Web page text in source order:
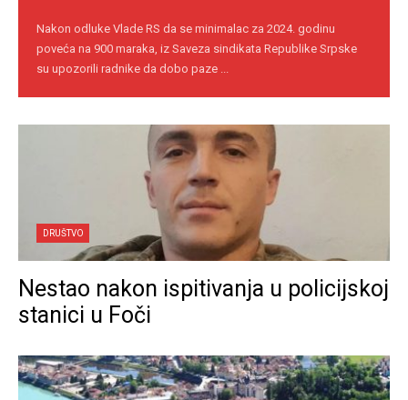
Nakon odluke Vlade RS da se minimalac za 2024. godinu
poveća na 900 maraka, iz Saveza sindikata Republike Srpske
su upozorili radnike da dobo paze ...
DRUŠTVO
Nestao nakon ispitivanja u policijskoj
stanici u Foči